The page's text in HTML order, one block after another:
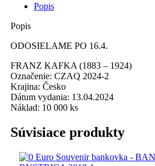
Popis
Popis
ODOSIELAME PO 16.4.
FRANZ KAFKA (1883 – 1924)
Označenie: CZAQ 2024-2
Krajina: Česko
Dátum vydania: 13.04.2024
Náklad: 10 000 ks
Súvisiace produkty